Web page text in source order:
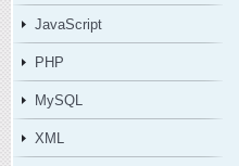
JavaScript
PHP
MySQL
XML